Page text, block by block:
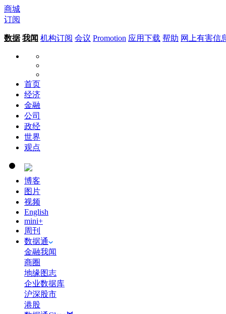
商城
订阅
数据 我闻 机构订阅 会议 Promotion 应用下载 帮助 网上有害信
首页
经济
金融
公司
政经
世界
观点
博客
图片
视频
English
mini+
周刊
数据通
金融我闻
商圈
地缘图志
企业数据库
沪深股市
港股